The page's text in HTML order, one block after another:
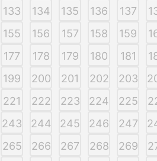
133 134 135 136 137
155 156 157 158 159
177 178 179 180 181
199 200 201 202 203
221 222 223 224 225
243 244 245 246 247
265 266 267 268 269